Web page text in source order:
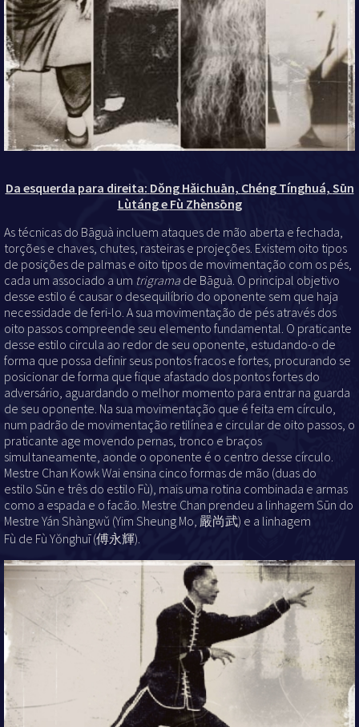
Da esquerda para direita: Dǒng Hǎichuān, Chéng Tínghuá, Sūn
Lùtánge Fù Zhènsōng
As técnicas do Bāguà incluem ataques de mão aberta e fechada,
torções e chaves, chutes, rasteiras e projeções. Existem oito tipos
de posições de palmas e oito tipos de movimentação com os pés,
cada um associado a um trigrama de Bāguà. O principal objetivo
desse estilo é causar o desequilíbrio do oponente sem que haja
necessidade de feri-lo. A sua movimentação de pés através dos
oito passos compreende seu elemento fundamental. O praticante
desse estilo circula ao redor de seu oponente, estudando-o de
forma que possa definir seus pontos fracos e fortes, procurando se
posicionar de forma que fique afastado dos pontos fortes do
adversário, aguardando o melhor momento para entrar na guarda
de seu oponente. Na sua movimentação que é feita em círculo,
num padrão de movimentação retilínea e circular de oito passos, o
praticante age movendo pernas, tronco e braços
simultaneamente, aonde o oponente é o centro desse círculo.
Mestre Chan Kowk Wai ensina cinco formas de mão (duas do
estilo Sūn e três do estilo Fù), mais uma rotina combinada e armas
como a espada e o facão. Mestre Chan prendeu a linhagem Sūn do
Mestre Yán Shàngwǔ (Yim Sheung Mo, 嚴尚武) e a linhagem
Fù de Fù Yǒnghuī (傅永輝).